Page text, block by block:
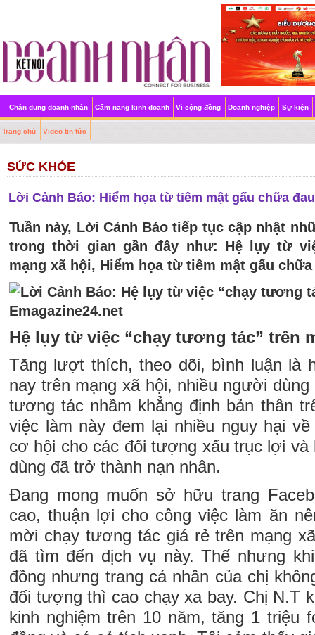
Chân dung doanh nhân Cẩm nang kinh doanh Vì cộng đồng Doanh nghiệp Sự kiện
Trang chủ Video tin tức
SỨC KHỎE
Lời Cảnh Báo: Hiểm họa từ tiêm mật gấu chữa
Tuần này, Lời Cảnh Báo tiếp tục cập nhật
trong thời gian gần đây như: Hệ lụy từ
mạng xã hội, Hiểm họa từ tiêm mật gấu
Hệ lụy từ việc “chạy tương tác” trên
Tăng lượt thích, theo dõi, bình luận là
nay trên mạng xã hội, nhiều người
tương tác nhầm khẳng định bản thân
việc làm này đem lại nhiều nguy hại
cơ hội cho các đối tượng xấu trục lợi
dùng đã trở thành nạn nhân.
Đang mong muốn sở hữu trang
cao, thuận lợi cho công việc làm ăn
mời chạy tương tác giá rẻ trên mạng
đã tìm đến dịch vụ này. Thế nhưng
đồng nhưng trang cá nhân của chị
đối tượng thì cao chạy xa bay. Chị N.T
kinh nghiệm trên 10 năm, tăng 1 triệu